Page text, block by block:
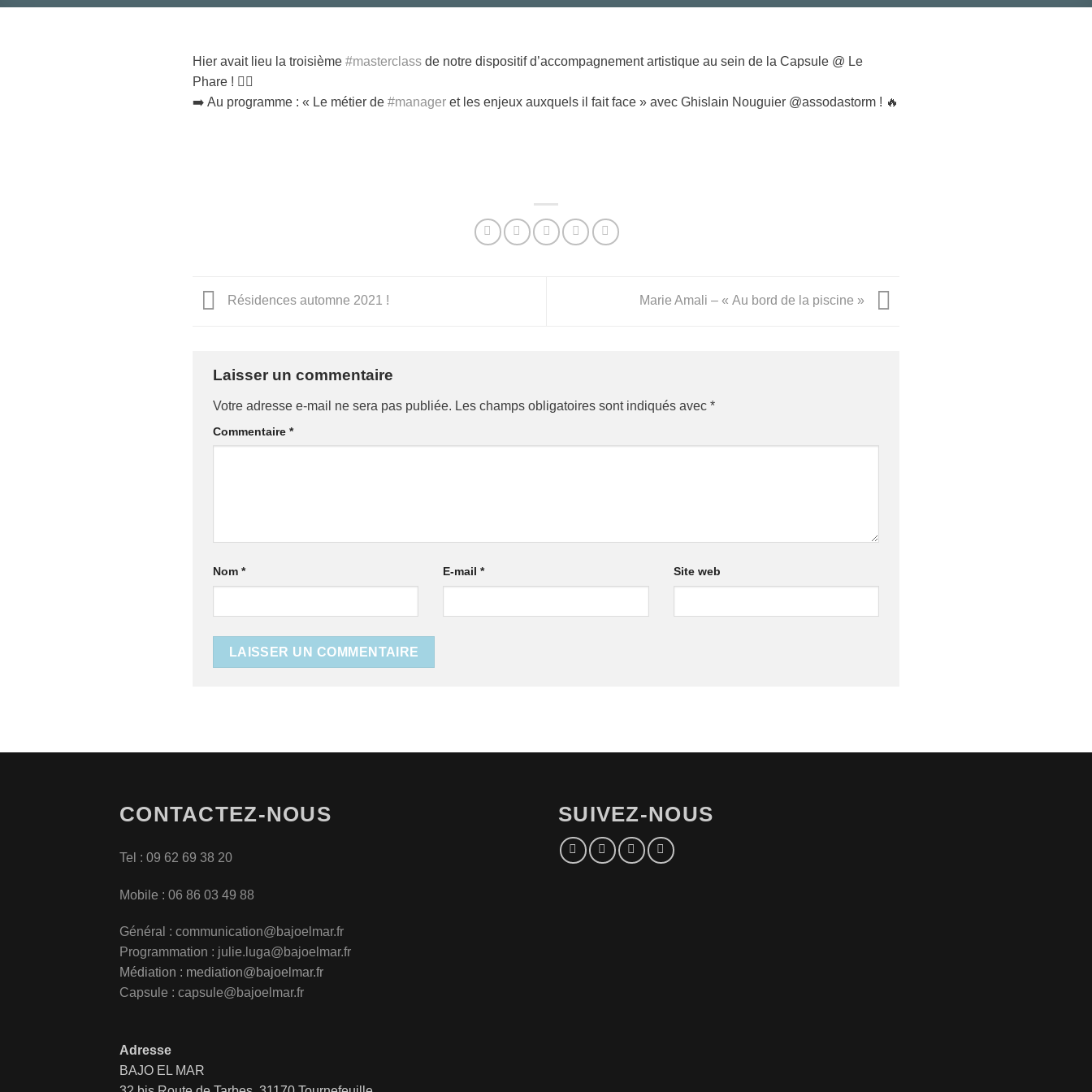
Hier avait lieu la troisième #masterclass de notre dispositif d’accompagnement artistique au sein de la Capsule @ Le
Phare ! ✌🏼
➡️ Au programme : « Le métier de #manager et les enjeux auxquels il fait face » avec Ghislain Nouguier @assodastorm ! 🔥
Résidences automne 2021 ! Marie Amali – « Au bord de la piscine »
Laisser un commentaire
Votre adresse e-mail ne sera pas publiée. Les champs obligatoires sont indiqués avec *
Commentaire *
Nom * E-mail* Site web
CONTACTEZ-NOUS
Tel : 09 62 69 38 20
Mobile : 06 86 03 49 88
Général : communication@bajoelmar.fr
Programmation : julie.luga@bajoelmar.fr
Médiation : mediation@bajoelmar.fr
Capsule : capsule@bajoelmar.fr
Adresse
BAJO EL MAR
SUIVEZ-NOUS